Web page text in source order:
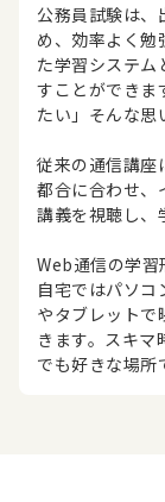
公務員試験は、
め、効率よく勉
た学習システ
すことができま
たい」そんな思
従来の通信講座
都合に合わせ、
講義を視聴し、
Web通信の学
自宅ではパソ
やタブレットで
きます。スキマ
でも好きな場所